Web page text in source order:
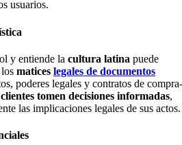
usuarios.
y entiende la cultura latina puede
matices legales de documentos
poderes legales y contratos de compra-
tomen decisiones informadas,
las implicaciones legales de sus actos.